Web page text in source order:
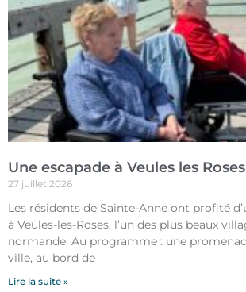
Une escapade à Veules les Roses
27 juillet 2026
Les résidents de Sainte-Anne ont profité
à Veules-les-Roses, l’un des plus beaux
normande. Au programme : une
ville, au bord de
Lire la suite »